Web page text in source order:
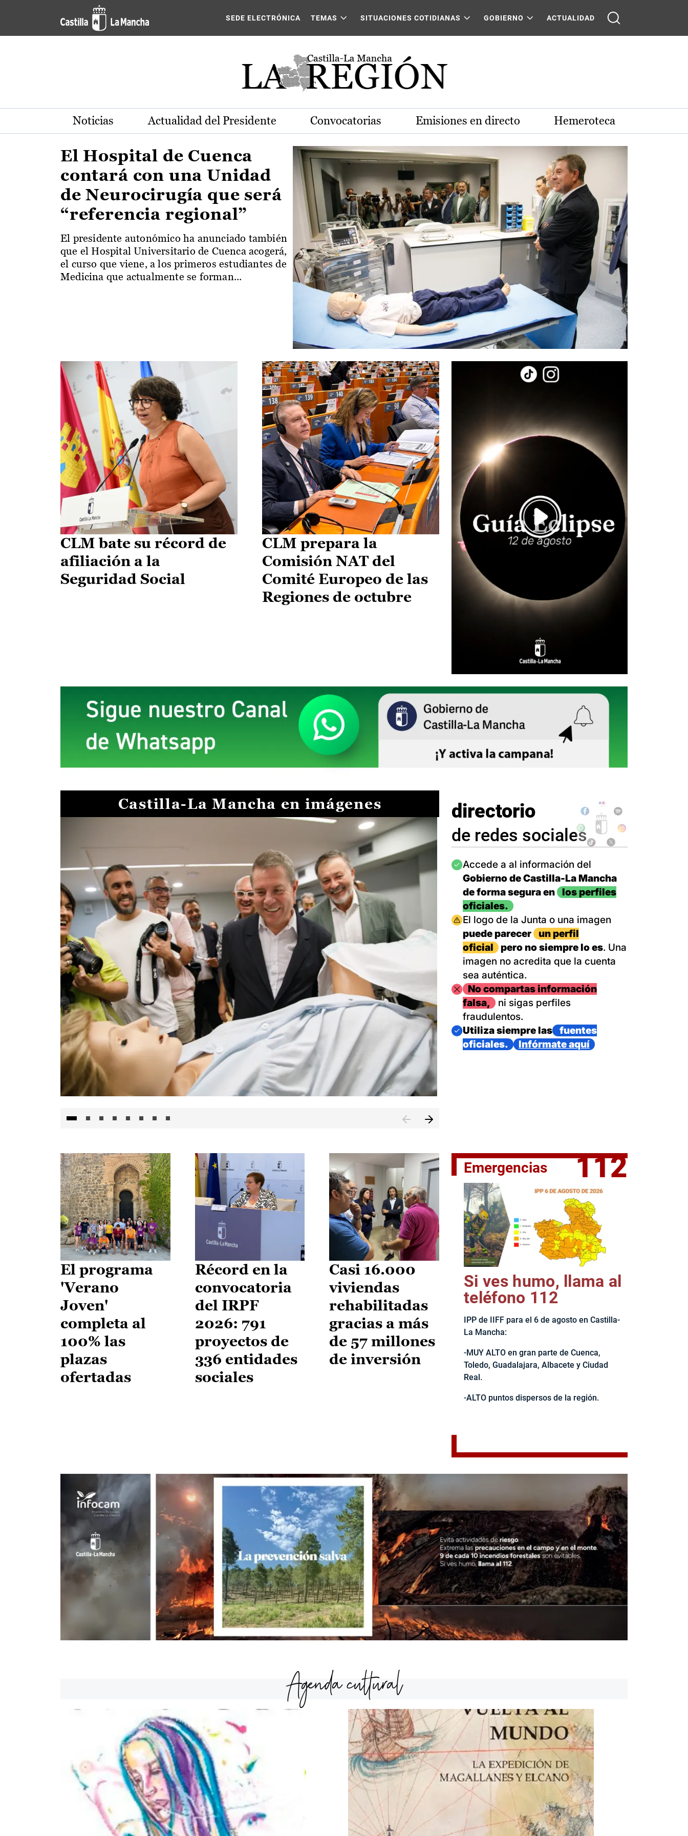
Pasar al contenido principal
Actualidad de la región de Castilla-La Mancha
SEDE ELECTRÓNICA TEMAS SITUACIONES COTIDIANAS GOBIERNO ACTUALIDAD
Noticias Actualidad del Presidente Convocatorias Emisiones en directo Hemeroteca
El Hospital de Cuenca
contará con una Unidad
de Neurocirugía que será
“referencia regional”
El presidente autonómico ha anunciado también
que el Hospital Universitario de Cuenca acogerá,
el curso que viene, a los primeros estudiantes de
Medicina que actualmente se forman...
CLM bate su récord de
afiliación a la
Seguridad Social
CLM prepara la
Comisión NAT del
Comité Europeo de las
Regiones de octubre
Castilla-La Mancha en imágenes
El jefe del Ejecutivo castellanomanchego, Emiliano García-
directorio
de redes sociales
Imagen
Accede a al información del
Gobierno de Castilla-La Mancha
de forma segura en
los perfiles
oficiales.
Imagen
El logo de la Junta o una imagen
puede parecer
un perfil
oficial
pero no siempre lo es. Una
imagen no acredita que la cuenta
sea auténtica.
ImagenNo compartas información
falsa,
ni sigas perfiles
fraudulentos.
Imagen
Utiliza siempre las
fuentes
oficiales.
Infórmate aquí
El programa
'Verano
Joven'
completa al
100% las
plazas
ofertadas
Récord en la
convocatoria
del IRPF
2026: 791
proyectos de
336 entidades
sociales
Casi 16.000
viviendas
rehabilitadas
gracias a más
de 57 millones
de inversión
Emergencias 112
Si ves humo, llama al
teléfono 112
IPP de IIFF para el 6 de agosto en Castilla-
La Mancha:
-MUY ALTO en gran parte de Cuenca,
Toledo, Guadalajara, Albacete y Ciudad
Real.
-ALTO puntos dispersos de la región.
Agenda cultural